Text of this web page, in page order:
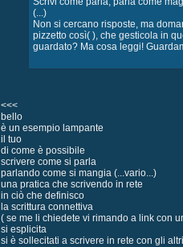
(...)
Non si cercano risposte, ma
pizzetto così( ), che gesticola in
guardato? Ma cosa leggi!
<<<
bello
è un esempio lampante
il tuo
di come è possibile
scrivere come si parla
parlando come si mangia (...vario...)
una pratica che scrivendo in rete
in ciò che definisco
la scrittura connettiva
( se me li chiedete vi rimando a link con
si esplicita
si è sollecitati a scrivere in rete con gli